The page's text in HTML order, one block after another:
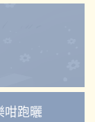
咁跑曬